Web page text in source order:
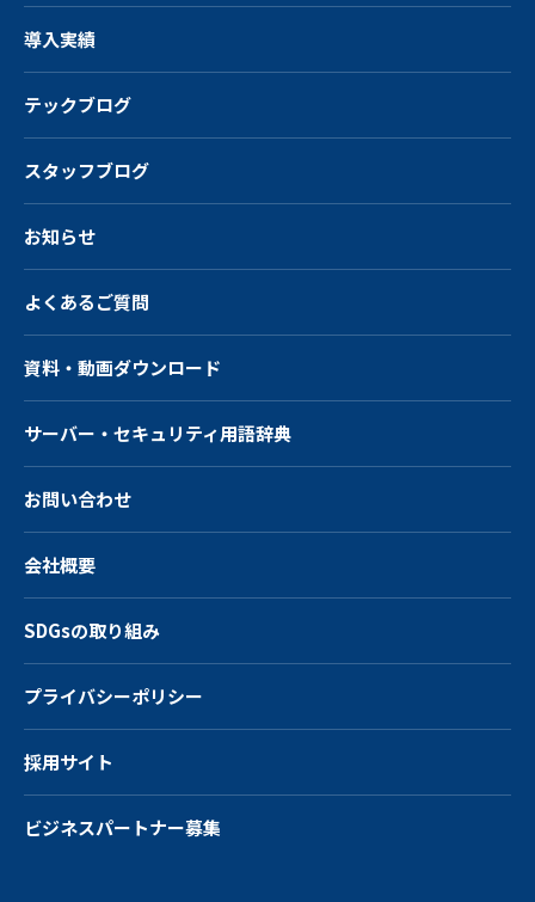
導入実績
テックブログ
スタッフブログ
お知らせ
よくあるご質問
資料・動画ダウンロード
サーバー・ セキュリティ用語辞典
お問い合わせ
会社概要
SDGsの取り組み
プライバシーポリシー
採用サイト
ビジネスパートナー募集